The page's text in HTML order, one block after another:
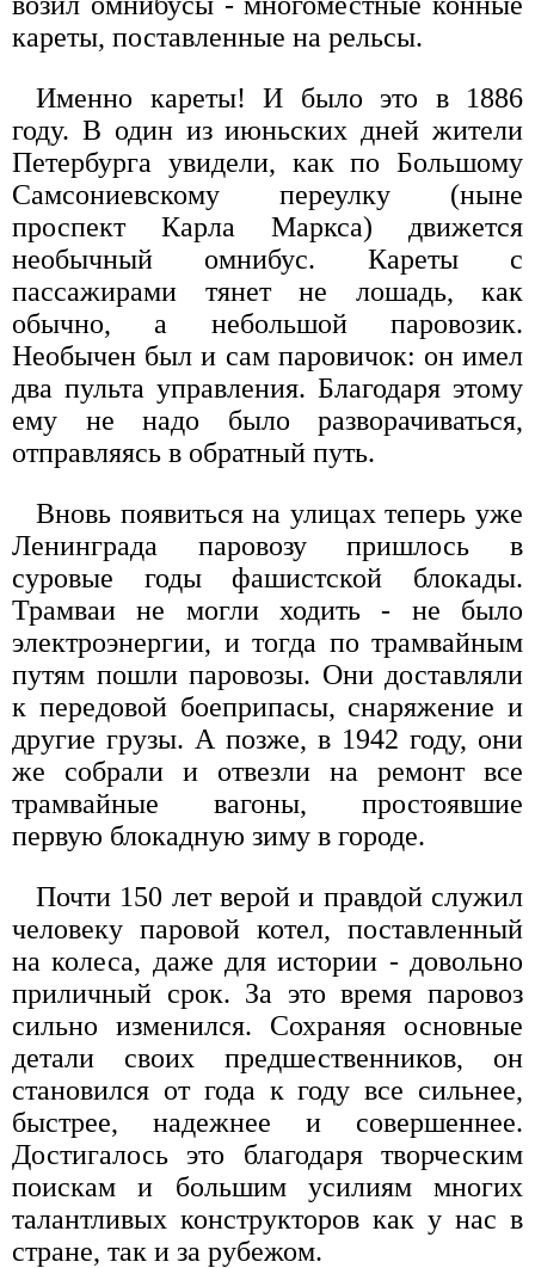
кареты, поставленные на рельсы.
Именно кареты! И было это в 1886
году. В один из июньских дней жители
Петербурга увидели, как по Большому
Самсониевскому переулку (ныне
проспект Карла Маркса) движется
необычный омнибус. Кареты с
пассажирами тянет не лошадь, как
обычно, а небольшой паровозик.
Необычен был и сам паровичок: он имел
два пульта управления. Благодаря этому
ему не надо было разворачиваться,
отправляясь в обратный путь.
Вновь появиться на улицах теперь уже
Ленинграда паровозу пришлось в
суровые годы фашистской блокады.
Трамваи не могли ходить - не было
электроэнергии, и тогда по трамвайным
путям пошли паровозы. Они доставляли
к передовой боеприпасы, снаряжение и
другие грузы. А позже, в 1942 году, они
же собрали и отвезли на ремонт все
трамвайные вагоны, простоявшие
первую блокадную зиму в городе.
Почти 150 лет верой и правдой служил
человеку паровой котел, поставленный
на колеса, даже для истории - довольно
приличный срок. За это время паровоз
сильно изменился. Сохраняя основные
детали своих предшественников, он
становился от года к году все сильнее,
быстрее, надежнее и совершеннее.
Достигалось это благодаря творческим
поискам и большим усилиям многих
талантливых конструкторов как у нас в
стране, так и за рубежом.